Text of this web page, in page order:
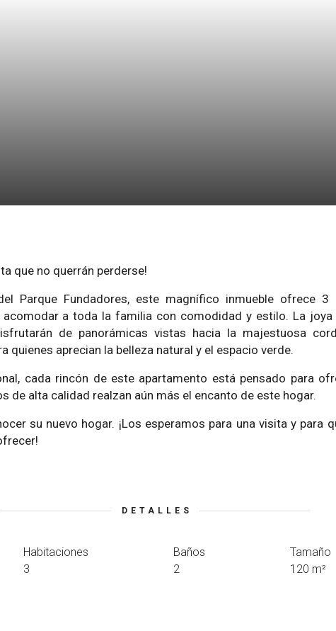
que no querrán perderse!
Parque Fundadores, este magnífico inmueble ofrece 3
acomodar a toda la familia con comodidad y estilo. La
de panorámicas vistas hacia la majestuosa
quienes aprecian la belleza natural y el espacio verde.
cada rincón de este apartamento está pensado para
de alta calidad realzan aún más el encanto de este hogar.
su nuevo hogar. ¡Los esperamos para una visita y para
DETALLES
Habitaciones
3
Baños
2
Tamaño
120 m²